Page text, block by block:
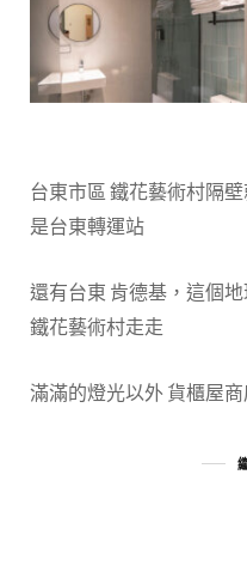
台東市區 鐵花藝術村隔
是台東轉運站
還有台東 肯德基，這個
鐵花藝術村走走
滿滿的燈光以外 貨櫃屋